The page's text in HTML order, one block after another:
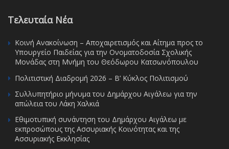
Τελευταία Νέα
Κοινή Ανακοίνωση – Αποχαιρετισμός και Αίτημα προς το
Υπουργείο Παιδείας για την Ονοματοδοσία Σχολικής
Μονάδας στη Μνήμη του Θεόδωρου Κατσωνόπουλου
Πολιτιστική Διαδρομή 2026 – Β’ Κύκλος Πολιτισμού
Συλλυπητήριο μήνυμα του Δημάρχου Αιγάλεω για την
απώλεια του Λάκη Χαλκιά
Εθιμοτυπική συνάντηση του Δημάρχου Αιγάλεω με
εκπροσώπους της Ασσυριακής Κοινότητας και της
Ασσυριακής Εκκλησίας